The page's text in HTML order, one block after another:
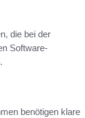
die bei der
Software-
benötigen klare